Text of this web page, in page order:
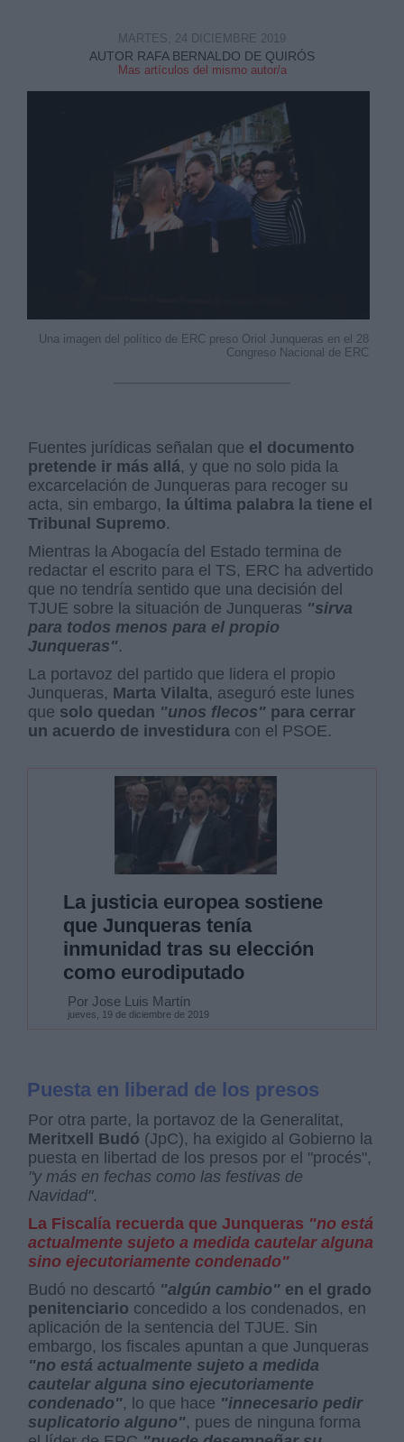
AUTOR RAFA BERNALDO DE QUIRÓS
Mas artículos del mismo autor/a
MARTES, 24 DICIEMBRE 2019
Una imagen del político de ERC preso Oriol Junqueras en el 28
Congreso Nacional de ERC
Fuentes jurídicas señalan que el documento
pretende ir más allá, y que no solo pida la
excarcelación de Junqueras para recoger su
acta, sin embargo, la última palabra la tiene el
Tribunal Supremo.
Mientras la Abogacía del Estado termina de
redactar el escrito para el TS, ERC ha advertido
que no tendría sentido que una decisión del
TJUE sobre la situación de Junqueras "sirva
para todos menos para el propio
Junqueras".
La portavoz del partido que lidera el propio
Junqueras, Marta Vilalta, aseguró este lunes
que solo quedan "unos flecos" para cerrar
un acuerdo de investidura con el PSOE.
La justicia europea sostiene
que Junqueras tenía
inmunidad tras su elección
como eurodiputado
Por Jose Luis Martín
jueves, 19 de diciembre de 2019
Puesta en liberad de los presos
Por otra parte, la portavoz de la Generalitat,
Meritxell Budó (JpC), ha exigido al Gobierno la
puesta en libertad de los presos por el "procés",
"y más en fechas como las festivas de
Navidad".
La Fiscalía recuerda que Junqueras "no está
actualmente sujeto a medida cautelar alguna
sino ejecutoriamente condenado"
Budó no descartó "algún cambio" en el grado
penitenciario concedido a los condenados, en
aplicación de la sentencia del TJUE. Sin
embargo, los fiscales apuntan a que Junqueras
"no está actualmente sujeto a medida
cautelar alguna sino ejecutoriamente
condenado", lo que hace "innecesario pedir
suplicatorio alguno", pues de ninguna forma